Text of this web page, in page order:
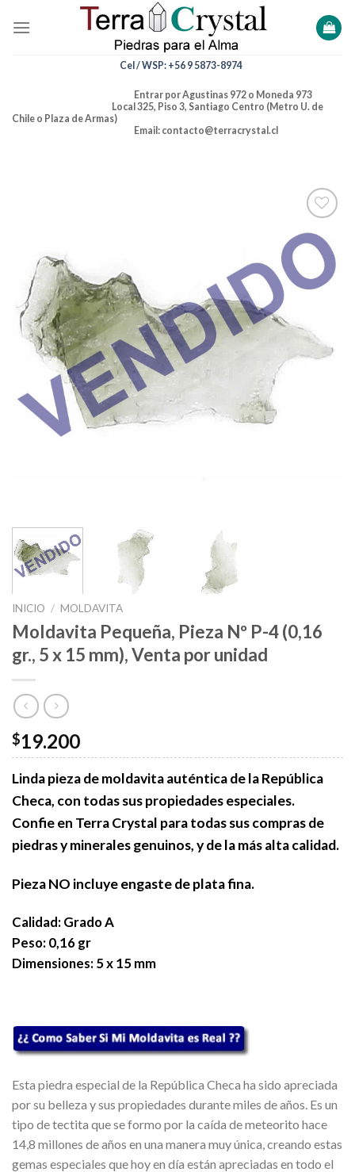
Cel / WSP: +56 9 5873-8974
Entrar por Agustinas 972 o Moneda 973
Local 325, Piso 3, Santiago Centro (Metro U. de
Chile o Plaza de Armas)
Email: contacto@terracrystal.cl
Añadir
a la
lista de
deseos
INICIO / MOLDAVITA
Moldavita Pequeña, Pieza Nº P-4 (0,16
gr., 5 x 15 mm), Venta por unidad
$19.200
Linda pieza de moldavita auténtica de la República
Checa, con todas sus propiedades especiales.
Confie en Terra Crystal para todas sus compras de
piedras y minerales genuinos, y de la más alta calidad.
Pieza NO incluye engaste de plata fina.
Calidad: Grado A
Peso: 0,16 gr
Dimensiones: 5 x 15 mm
Esta piedra especial de la República Checa ha sido apreciada
por su belleza y sus propiedades durante miles de años. Es un
tipo de tectita que se formo por la caída de meteorito hace
14,8 millones de años en una manera muy única, creando estas
gemas especiales que hoy en día están apreciadas en todo el